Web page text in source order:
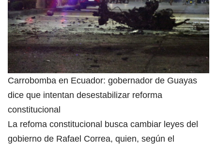
Carrobomba en Ecuador: gobernador de Guayas
dice que intentan desestabilizar reforma
constitucional
La refoma constitucional busca cambiar leyes del
gobierno de Rafael Correa, quien, según el